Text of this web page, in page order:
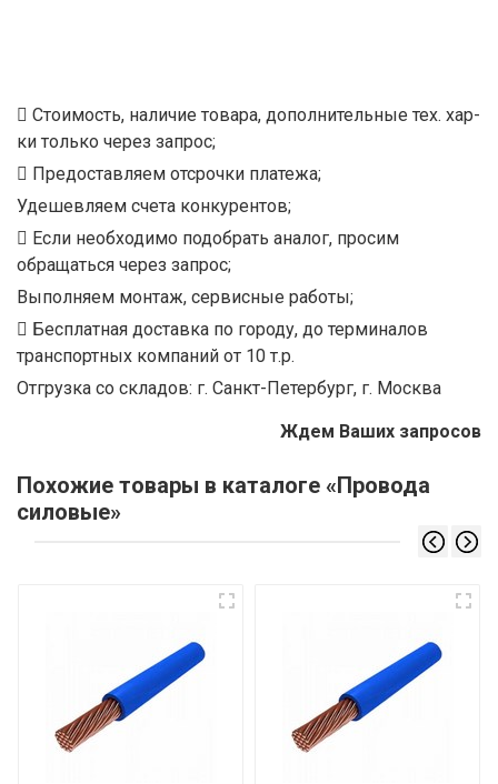
Стоимость, наличие товара, дополнительные тех. хар-
ки только через запрос;
Предоставляем отсрочки платежа;
Удешевляем счета конкурентов;
Если необходимо подобрать аналог, просим
обращаться через запрос;
Выполняем монтаж, сервисные работы;
Бесплатная доставка по городу, до терминалов
транспортных компаний от 10 т.р.
Отгрузка со складов: г. Санкт-Петербург, г. Москва
Ждем Ваших запросов
Похожие товары в каталоге «Провода
силовые»